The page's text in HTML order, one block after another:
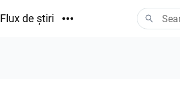
Flux de știri